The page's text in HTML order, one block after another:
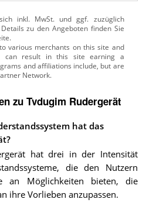
inkl. MwSt. und ggf. zuzüglich
zu den Angeboten finden Sie
zu Tvdugim Rudergerät
hat das
hat drei in der Intensität
die den Nutzern
an Möglichkeiten bieten, die
ihre Vorlieben anzupassen.